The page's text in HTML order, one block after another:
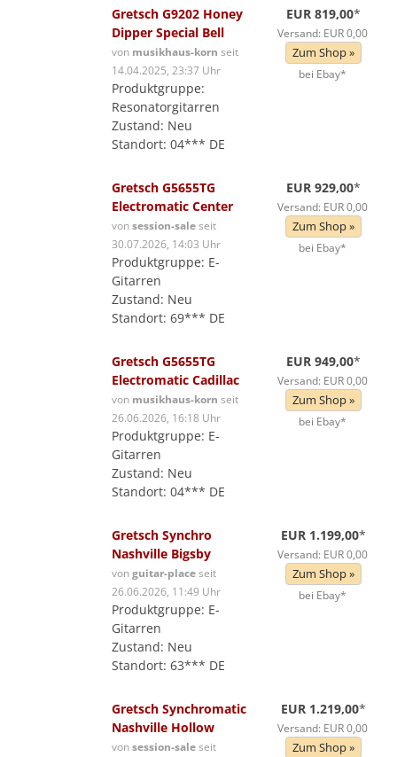
Gretsch G9202 Honey
Dipper Special Bell
von musikhaus-korn seit
14.04.2025, 23:37 Uhr
Produktgruppe:
Resonatorgitarren
Zustand: Neu
Standort: 04*** DE
EUR 819,00*
Versand: EUR 0,00
Zum Shop »
bei Ebay*
Gretsch G5655TG
Electromatic Center
vonsession-saleseit
30.07.2026, 14:03 Uhr
Produktgruppe: E-
Gitarren
Zustand: Neu
Standort: 69*** DE
EUR 929,00*
Versand: EUR 0,00
Zum Shop »
bei Ebay*
Gretsch G5655TG
Electromatic Cadillac
von musikhaus-korn seit
26.06.2026, 16:18 Uhr
Produktgruppe: E-
Gitarren
Zustand: Neu
Standort: 04*** DE
EUR 949,00*
Versand: EUR 0,00
Zum Shop »
bei Ebay*
Gretsch Synchro
Nashville Bigsby
vonguitar-placeseit
26.06.2026, 11:49 Uhr
Produktgruppe: E-
Gitarren
Zustand: Neu
Standort: 63*** DE
EUR 1.199,00*
Versand: EUR 0,00
Zum Shop »
bei Ebay*
Gretsch Synchromatic
Nashville Hollow
vonsession-saleseit
EUR 1.219,00*
Versand: EUR 0,00
Zum Shop »